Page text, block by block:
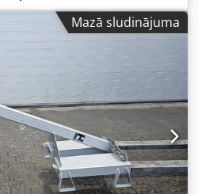
pilnībā funkcionāls Tehniskais
JCB 500 sērija; modelis:
Dodjwika Tspfx Aa Dokr
Mazā sludinājuma